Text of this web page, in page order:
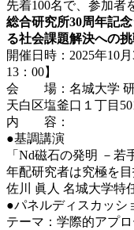
先着100名で、参加者
総合研究所30周年記
る社会課題解決への挑
開催日時：2025年10
13：00】
会 場：名城大学 研
天白区塩釜口１丁目
内 容：
●基調講演
「Nd磁石の発明 －若
年配研究者は究極を目
佐川 眞人 名城大学特
●パネルディスカッシ
テーマ：学際的アプ